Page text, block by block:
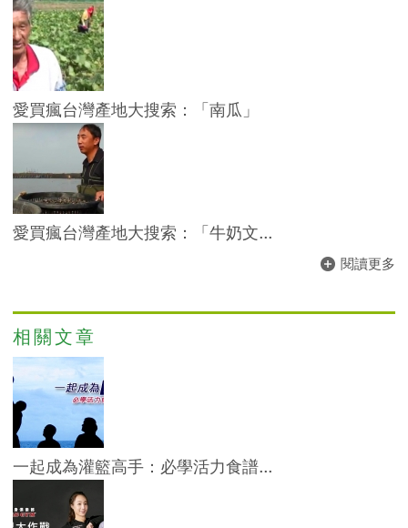
愛買瘋台灣產地大搜索：「南瓜」
愛買瘋台灣產地大搜索：「牛奶文...
閱讀更多
相關文章
一起成為灌籃高手：必學活力食譜...